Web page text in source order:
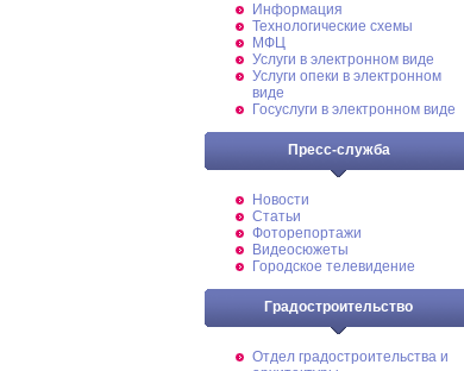
Информация
Технологические схемы
МФЦ
Услуги в электронном виде
Услуги опеки в электронном
виде
Госуслуги в электронном виде
Пресс-служба
Новости
Статьи
Фоторепортажи
Видеосюжеты
Городское телевидение
Градостроительство
Отдел градостроительства и